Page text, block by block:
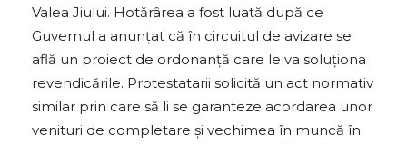
Valea Jiului. Hotărârea a fost luată după ce
Guvernul a anunţat că în circuitul de avizare se
află un proiect de ordonanţă care le va soluţiona
revendicările. Protestatarii solicită un act normativ
similar prin care să li se garanteze acordarea unor
venituri de completare şi vechimea în muncă în